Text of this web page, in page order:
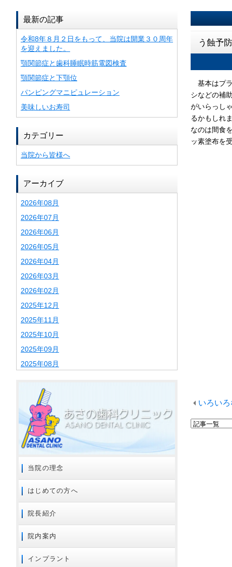
う蝕予
基本はプラ
シなどの補
がいらっし
るかもしれ
なのは間食
ッ素塗布を
いろい
最新の記事
令和8年８月２日をもって、当院は開業３０周年
を迎えました。
顎関節症と歯科睡眠時筋電図検査
顎関節症と下顎位
パンピングマニピュレーション
美味しいお寿司
カテゴリー
当院から皆様へ
アーカイブ
2026年08月
2026年07月
2026年06月
2026年05月
2026年04月
2026年03月
2026年02月
2025年12月
2025年11月
2025年10月
2025年09月
2025年08月
2025年06月
2025年02月
2025年01月
2024年12月
2024年11月
2024年09月
2024年08月
2024年07月
2024年01月
2023年11月
2023年02月
2023年01月
当院の理念
はじめての方へ
院長紹介
院内案内
インプラント